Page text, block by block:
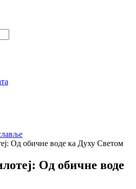
Од обичне воде ка Духу Светом
Од обичне воде